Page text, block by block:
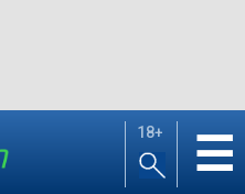
18+ ☰